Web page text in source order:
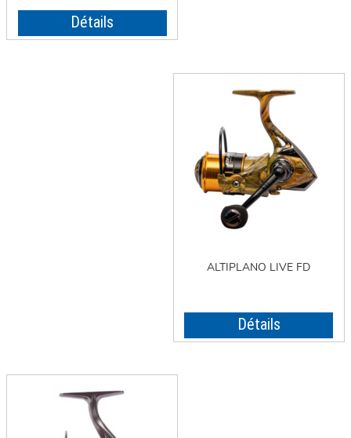
Détails
ALTIPLANO LIVE FD
Détails